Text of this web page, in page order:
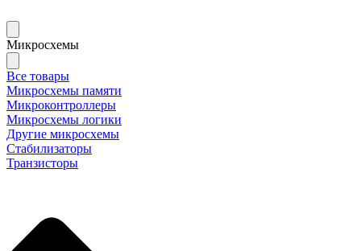
Микросхемы
Все товары
Микросхемы памяти
Микроконтроллеры
Микросхемы логики
Другие микросхемы
Стабилизаторы
Транзисторы